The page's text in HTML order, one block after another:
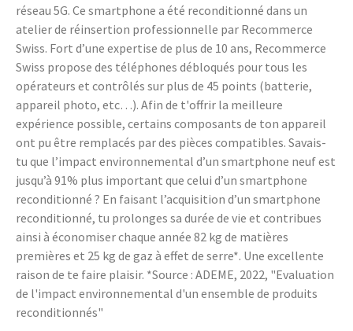
réseau 5G. Ce smartphone a été reconditionné dans un
atelier de réinsertion professionnelle par Recommerce
Swiss. Fort d’une expertise de plus de 10 ans, Recommerce
Swiss propose des téléphones débloqués pour tous les
opérateurs et contrôlés sur plus de 45 points (batterie,
appareil photo, etc…). Afin de t'offrir la meilleure
expérience possible, certains composants de ton appareil
ont pu être remplacés par des pièces compatibles. Savais-
tu que l’impact environnemental d’un smartphone neuf est
jusqu’à 91% plus important que celui d’un smartphone
reconditionné ? En faisant l’acquisition d’un smartphone
reconditionné, tu prolonges sa durée de vie et contribues
ainsi à économiser chaque année 82 kg de matières
premières et 25 kg de gaz à effet de serre*. Une excellente
raison de te faire plaisir. *Source : ADEME, 2022, "Evaluation
de l'impact environnemental d'un ensemble de produits
reconditionnés"